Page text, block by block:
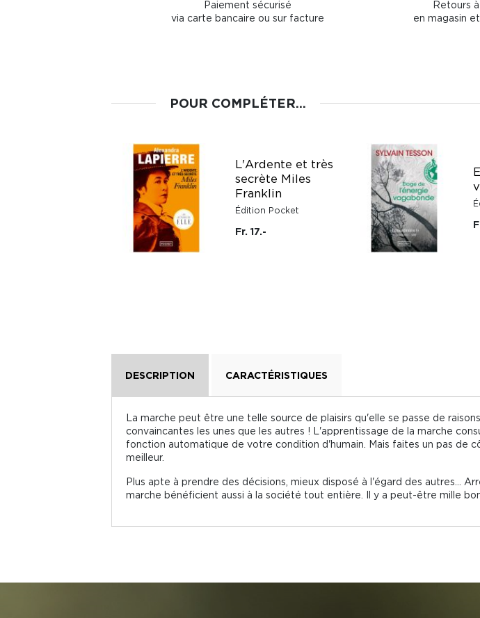
Paiement sécurisé
via carte bancaire ou sur facture
Retours
en magasin
POUR COMPLÉTER...
L'Ardente et très
secrète Miles
Franklin
Édition Pocket
Fr. 17.-
DESCRIPTION CARACTÉRISTIQUES
La marche peut être une telle source de plaisirs qu'elle se passe de
convaincantes les unes que les autres ! L'apprentissage de la marche
fonction automatique de votre condition d'humain. Mais faites un pas de
meilleur.
Plus apte à prendre des décisions, mieux disposé à l'égard des autres...
marche bénéficient aussi à la société tout entière. Il y a peut-être mille